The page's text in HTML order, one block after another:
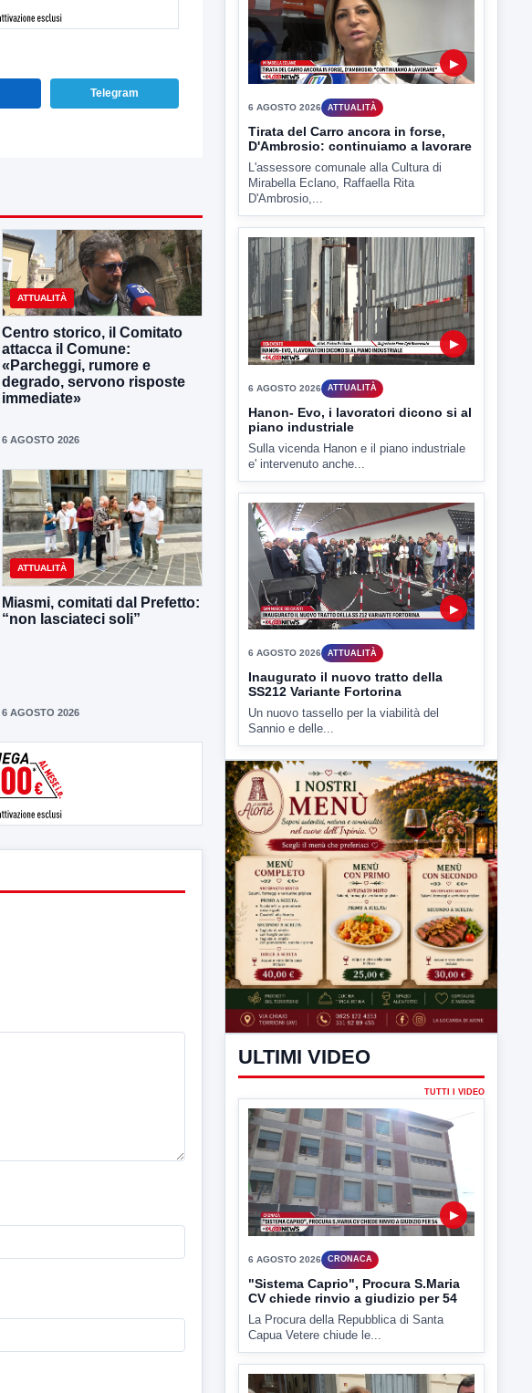
Telegram
ATTUALITÀ
Centro storico, il Comitato
attacca il Comune:
«Parcheggi, rumore e
degrado, servono risposte
immediate»
6 AGOSTO 2026
ATTUALITÀ
Miasmi, comitati dal Prefetto:
“non lasciateci soli”
6 AGOSTO 2026
▶
6 AGOSTO 2026 ATTUALITÀ
Tirata del Carro ancora in forse,
D'Ambrosio: continuiamo a lavorare
L'assessore comunale alla Cultura di
Mirabella Eclano, Raffaella Rita
D'Ambrosio,...
▶
6 AGOSTO 2026 ATTUALITÀ
Hanon- Evo, i lavoratori dicono si al
piano industriale
Sulla vicenda Hanon e il piano industriale
e' intervenuto anche...
▶
6 AGOSTO 2026 ATTUALITÀ
Inaugurato il nuovo tratto della
SS212 Variante Fortorina
Un nuovo tassello per la viabilità del
Sannio e delle...
ULTIMI VIDEO
TUTTI I VIDEO
▶
6 AGOSTO 2026 CRONACA
"Sistema Caprio", Procura S.Maria
CV chiede rinvio a giudizio per 54
La Procura della Repubblica di Santa
Capua Vetere chiude le...